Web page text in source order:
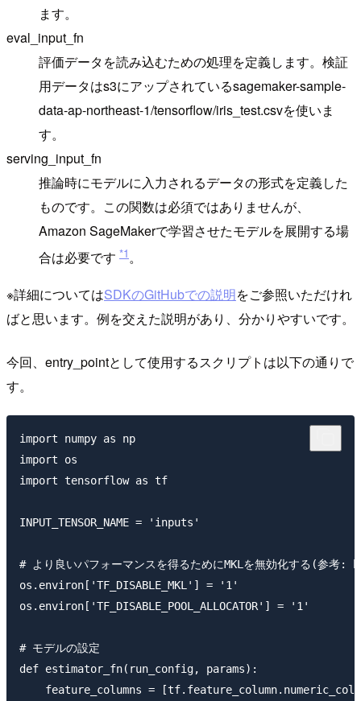
ます。
eval_input_fn
評価データを読み込むための処理を定義します。検証
用データはs3にアップされているsagemaker-sample-
data-ap-northeast-1/tensorflow/iris_test.csvを使いま
す。
serving_input_fn
推論時にモデルに入力されるデータの形式を定義した
ものです。この関数は必須ではありませんが、
Amazon SageMakerで学習させたモデルを展開する場
合は必要です *1。
※詳細についてはSDKのGitHubでの説明をご参照いただけれ
ばと思います。例を交えた説明があり、分かりやすいです。
今回、entry_pointとして使用するスクリプトは以下の通りで
す。
import numpy as np
import os
import tensorflow as tf
INPUT_TENSOR_NAME = 'inputs'
# より良いパフォーマンスを得るためにMKLを無効化す
os.environ['TF_DISABLE_MKL'] = '1'
os.environ['TF_DISABLE_POOL_ALLOCATOR'] = '1'
# モデルの設定
def estimator_fn(run_config, params):
feature_columns =